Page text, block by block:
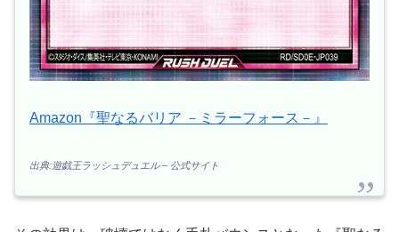
Amazon『聖なるバリア －ミラーフォース－』
出典:遊戯王ラッシュデュエル – 公式サイト